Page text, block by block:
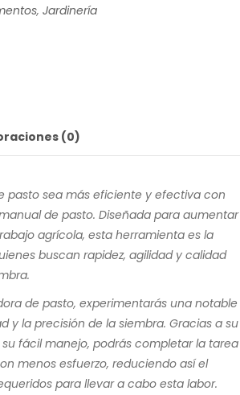
, Jardinería
(0)
pasto sea más eficiente y efectiva con
de pasto. Diseñada para aumentar
agrícola, esta herramienta es la
buscan rapidez, agilidad y calidad
de pasto, experimentarás una notable
y la precisión de la siembra. Gracias a su
fácil manejo, podrás completar la tarea
menos esfuerzo, reduciendo así el
para llevar a cabo esta labor.